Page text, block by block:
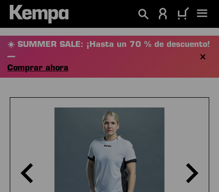
principal
☀️ SUMMER SALE: ¡Hasta un 70 % de descuento!
—
Comprar ahora